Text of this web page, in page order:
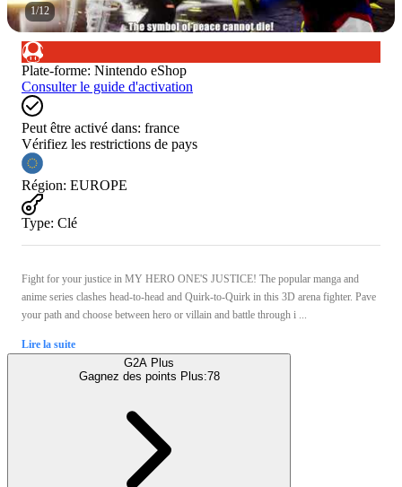
1/12
Plate-forme: Nintendo eShop
Consulter le guide d'activation
Peut être activé dans: france
Vérifiez les restrictions de pays
Région: EUROPE
Type: Clé
Fight for your justice in MY HERO ONE'S JUSTICE! The popular manga and
anime series clashes head-to-head and Quirk-to-Quirk in this 3D arena fighter. Pave
your path and choose between hero or villain and battle through i ...
Lire la suite
G2A Plus
Gagnez des points Plus:78